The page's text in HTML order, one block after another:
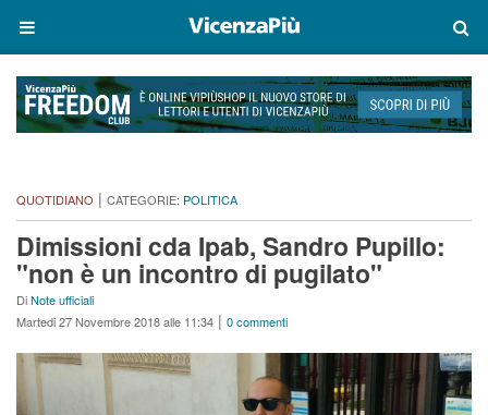
QUOTIDIANO | CATEGORIE: POLITICA
Dimissioni cda Ipab, Sandro Pupillo:
"non è un incontro di pugilato"
DiNote ufficiali
Martedi 27 Novembre 2018 alle 11:34 | 0 commenti